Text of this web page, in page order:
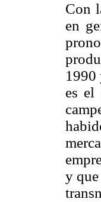
Con
en
1990
es el
y